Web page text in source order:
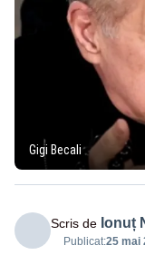
Gigi Becali
Scris de Ionuț
Publicat:25 mai